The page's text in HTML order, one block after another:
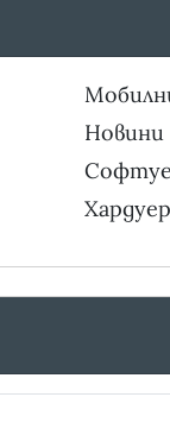
Новини
Хардуер